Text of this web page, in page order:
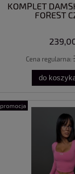
KOMPLET
FOREST
Cena regularna:
do
promocja